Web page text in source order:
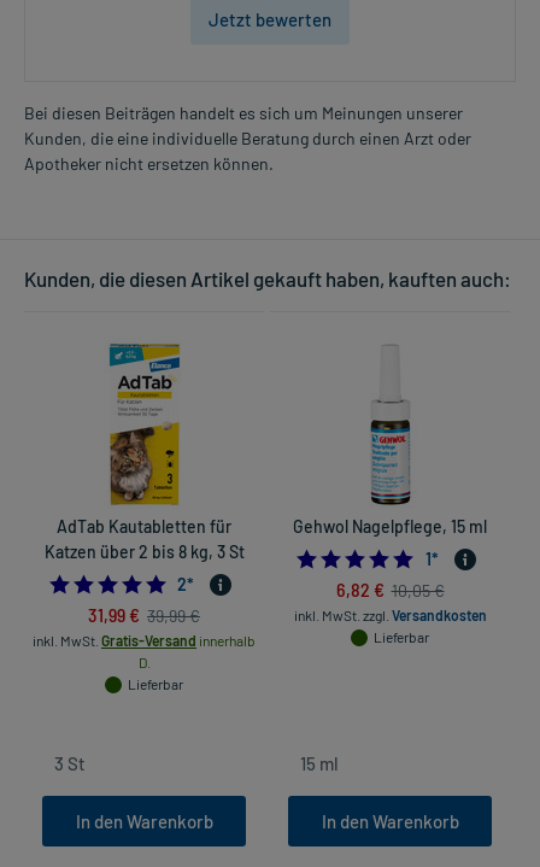
Jetzt bewerten
Bei diesen Beiträgen handelt es sich um Meinungen unserer
Kunden, die eine individuelle Beratung durch einen Arzt oder
Apotheker nicht ersetzen können.
Kunden, die diesen Artikel gekauft haben, kauften auch:
AdTab Kautabletten für
Katzen über 2 bis 8 kg, 3 St
5.0
2*
31,99 € 39,99 €
inkl. MwSt. Gratis-Versand innerhalb
D.
Lieferbar
In den Warenkorb
Gehwol Nagelpflege, 15 ml
5.0
1*
6,82 € 10,05 €
inkl. MwSt. zzgl. Versandkosten
Lieferbar
In den Warenkorb